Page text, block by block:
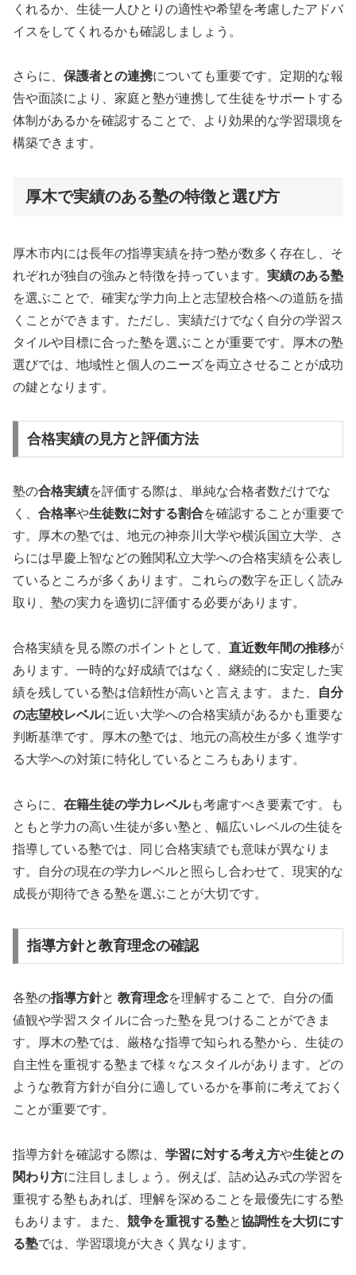
くれるか、生徒一人ひとりの適性や希望を考慮したアドバ
イスをしてくれるかも確認しましょう。
さらに、 保護者との連携についても重要です。定期的な報
告や面談により、家庭と塾が連携して生徒をサポートする
体制があるかを確認することで、より効果的な学習環境を
構築できます。
厚木で実績のある塾の特徴と選び方
厚木市内には長年の指導実績を持つ塾が数多く存在し、そ
れぞれが独自の強みと特徴を持っています。 実績のある塾
を選ぶことで、確実な学力向上と志望校合格への道筋を描
くことができます。ただし、実績だけでなく自分の学習ス
タイルや目標に合った塾を選ぶことが重要です。厚木の塾
選びでは、地域性と個人のニーズを両立させることが成功
の鍵となります。
合格実績の見方と評価方法
塾の合格実績を評価する際は、単純な合格者数だけでな
く、 合格率や生徒数に対する割合を確認することが重要で
す。厚木の塾では、地元の神奈川大学や横浜国立大学、さ
らには早慶上智などの難関私立大学への合格実績を公表し
ているところが多くあります。これらの数字を正しく読み
取り、塾の実力を適切に評価する必要があります。
合格実績を見る際のポイントとして、 直近数年間の推移が
あります。一時的な好成績ではなく、継続的に安定した実
績を残している塾は信頼性が高いと言えます。また、
自分
の志望校レベルに近い大学への合格実績があるかも重要な
判断基準です。厚木の塾では、地元の高校生が多く進学す
る大学への対策に特化しているところもあります。
さらに、 在籍生徒の学力レベルも考慮すべき要素です。も
ともと学力の高い生徒が多い塾と、幅広いレベルの生徒を
指導している塾では、同じ合格実績でも意味が異なりま
す。自分の現在の学力レベルと照らし合わせて、現実的な
成長が期待できる塾を選ぶことが大切です。
指導方針と教育理念の確認
各塾の指導方針と 教育理念を理解することで、自分の価
値観や学習スタイルに合った塾を見つけることができま
す。厚木の塾では、厳格な指導で知られる塾から、生徒の
自主性を重視する塾まで様々なスタイルがあります。どの
ような教育方針が自分に適しているかを事前に考えておく
ことが重要です。
指導方針を確認する際は、 学習に対する考え方や生徒との
関わり方に注目しましょう。例えば、詰め込み式の学習を
重視する塾もあれば、理解を深めることを最優先にする塾
もあります。また、 競争を重視する塾と協調性を大切にす
る塾では、学習環境が大きく異なります。